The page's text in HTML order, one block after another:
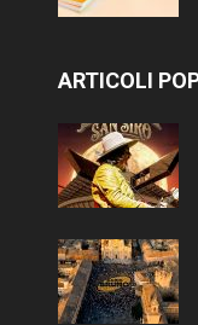
ARTICOLI